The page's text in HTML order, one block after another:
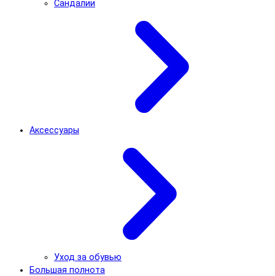
Сандалии
Аксессуары
Уход за обувью
Большая полнота